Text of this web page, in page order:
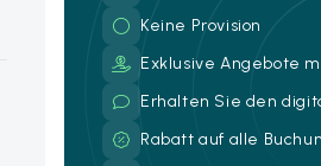
Keine Provision
Exklusive Angebote
Erhalten Sie den
Rabatt auf alle